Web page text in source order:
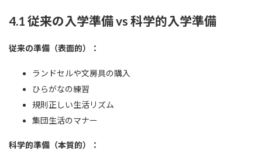
4.1 従来の入学準備 vs 科学的入学準備
従来の準備（表面的）：
ランドセルや文房具の購入
ひらがなの練習
規則正しい生活リズム
集団生活のマナー
科学的準備（本質的）：